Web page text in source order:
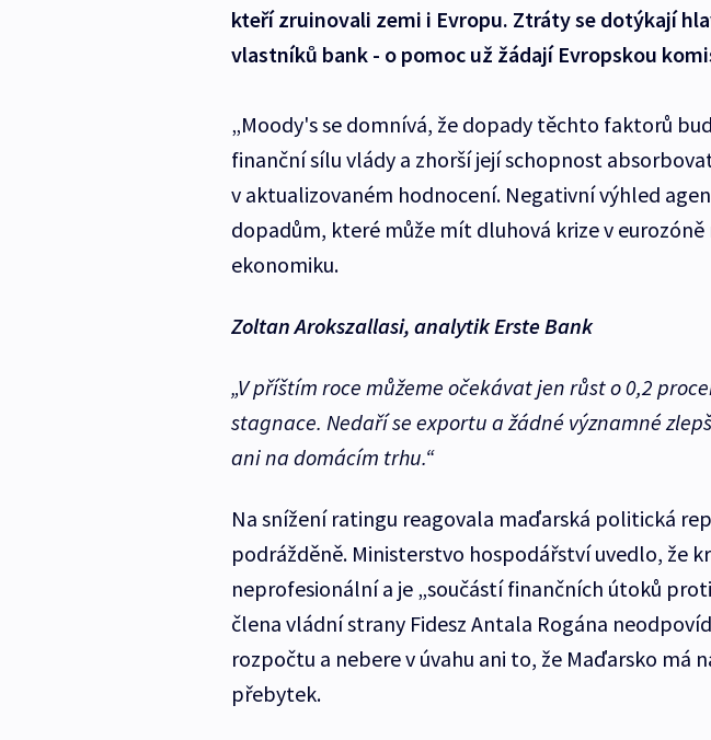
kteří zruinovali zemi i Evropu. Ztráty se dotýkají
vlastníků bank - o pomoc už žádají Evropskou
„Moody's se domnívá, že dopady těchto faktorů
finanční sílu vlády a zhorší její schopnost
v aktualizovaném hodnocení. Negativní výhled
dopadům, které může mít dluhová krize v eurozóně
ekonomiku.
Zoltan Arokszallasi, analytik Erste Bank
„V příštím roce můžeme očekávat jen růst o 0,2
stagnace. Nedaří se exportu a žádné významné
ani na domácím trhu.“
Na snížení ratingu reagovala maďarská politická
podrážděně. Ministerstvo hospodářství uvedlo, že
neprofesionální a je „součástí finančních útoků
člena vládní strany Fidesz Antala Rogána
rozpočtu a nebere v úvahu ani to, že Maďarsko má
přebytek.